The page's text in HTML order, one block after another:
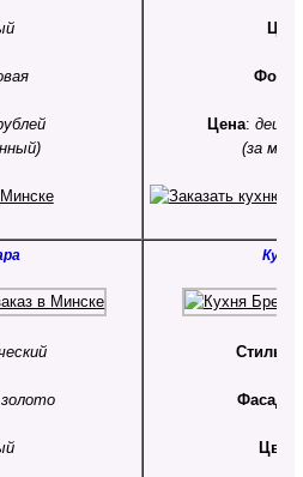
Цена:
(за
Стиль
Фасад
Цвет